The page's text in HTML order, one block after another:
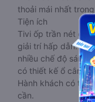
thoải mái nhất
Tiện ích
Tivi ốp trần nét
giải trí hấp dẫn.
nhiều chế độ sáng,
có thiết kế ổ cắm
Hành khách có thể
cần.